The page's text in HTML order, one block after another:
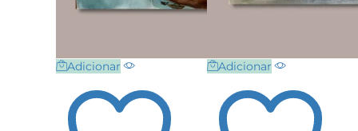
Adicionar Adicionar